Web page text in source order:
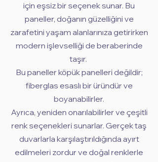
için eşsiz bir seçenek sunar. Bu
paneller, doğanın güzelliğini ve
zarafetini yaşam alanlarınıza getirirken
modern işlevselliği de beraberinde
taşır.
Bu paneller köpük panelleri değildir;
fiberglas esaslı bir üründür ve
boyanabilirler.
Ayrıca, yeniden onarılabilirler ve çeşitli
renk seçenekleri sunarlar. Gerçek taş
duvarlarla karşılaştırıldığında ayırt
edilmeleri zordur ve doğal renklerle